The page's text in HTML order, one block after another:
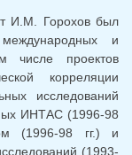
И.М. Горохов был
и
числе проектов
корреляции
исследований
ИНТАС (1996-98
(1996-98 гг.) и
(1993-